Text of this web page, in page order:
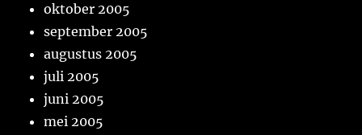
oktober 2005
september 2005
augustus 2005
juli 2005
juni 2005
mei 2005